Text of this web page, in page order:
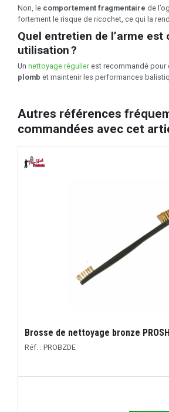
Non, le comportement fragmentaire de
fortement le risque de ricochet, ce qui la
Quel entretien de l’arme est
utilisation ?
Un nettoyage régulier est recommandé pour
plomb et maintenir les performances
Autres références
commandées avec cet
Brosse de nettoyage bronze
Réf. : PROBZDE